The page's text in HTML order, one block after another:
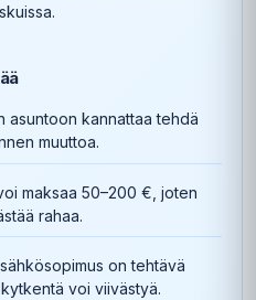
asuntoon kannattaa tehdä
muuttoa.
maksaa 50–200 €, joten
rahaa.
on tehtävä
voi viivästyä.